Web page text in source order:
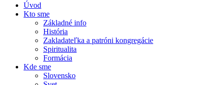
Úvod
Kto sme
Základné info
História
Zakladateľka a patróni kongregácie
Spiritualita
Formácia
Kde sme
Slovensko